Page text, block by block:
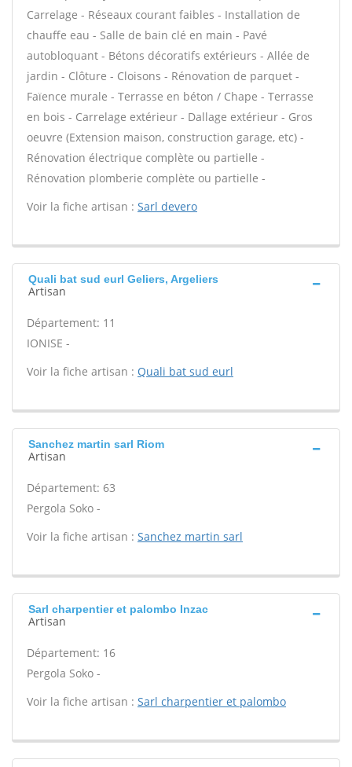
Carrelage - Réseaux courant faibles - Installation de
chauffe eau - Salle de bain clé en main - Pavé
autobloquant - Bétons décoratifs extérieurs - Allée de
jardin - Clôture - Cloisons - Rénovation de parquet -
Faïence murale - Terrasse en béton / Chape - Terrasse
en bois - Carrelage extérieur - Dallage extérieur - Gros
oeuvre (Extension maison, construction garage, etc) -
Rénovation électrique complète ou partielle -
Rénovation plomberie complète ou partielle -
Voir la fiche artisan : Sarl devero
Quali bat sud eurl Geliers, Argeliers
Artisan
Département: 11
IONISE -
Voir la fiche artisan : Quali bat sud eurl
Sanchez martin sarl Riom
Artisan
Département: 63
Pergola Soko -
Voir la fiche artisan : Sanchez martin sarl
Sarl charpentier et palombo Inzac
Artisan
Département: 16
Pergola Soko -
Voir la fiche artisan : Sarl charpentier et palombo